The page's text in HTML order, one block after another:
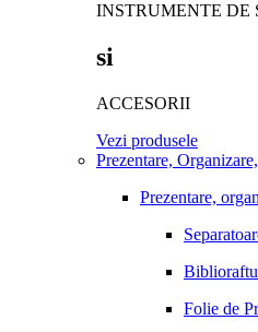
INSTRUMENTE DE
si
ACCESORII
Vezi produsele
Prezentare,
Prezentare,
Folie de